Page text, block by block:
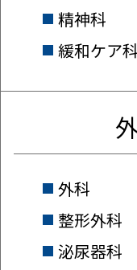
精神科
緩和ケア科
外科
整形外科
泌尿器科